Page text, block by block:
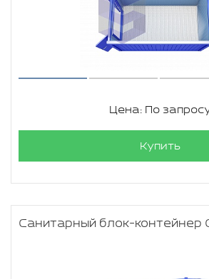
Цена: По
Купить
Санитарный блок-контейнер